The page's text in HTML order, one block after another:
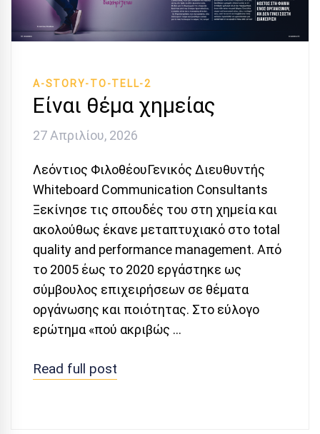
A-STORY-TO-TELL-2
Είναι θέμα χημείας
27 Απριλίου, 2026
Λεόντιος ΦιλοθέουΓενικός Διευθυντής
Whiteboard Communication Consultants
Ξεκίνησε τις σπουδές του στη χημεία και
ακολούθως έκανε μεταπτυχιακό στο total
quality and performance management. Από
το 2005 έως το 2020 εργάστηκε ως
σύμβουλος επιχειρήσεων σε θέματα
οργάνωσης και ποιότητας. Στο εύλογο
ερώτημα «πού ακριβώς …
Read full post